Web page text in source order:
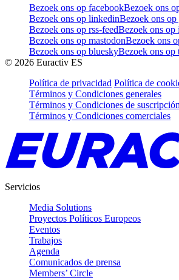
Bezoek ons op facebookBezoek ons
Bezoek ons op linkedinBezoek ons
Bezoek ons op rss-feedBezoek ons op
Bezoek ons op mastodonBezoek ons
Bezoek ons op blueskyBezoek ons op
© 2026 Euractiv ES
Política de privacidad Política de
Términos y Condiciones generales
Términos y Condiciones de suscripción
Términos y Condiciones comerciales
Servicios
Media Solutions
Proyectos Políticos Europeos
Eventos
Trabajos
Agenda
Comunicados de prensa
Members’ Circle